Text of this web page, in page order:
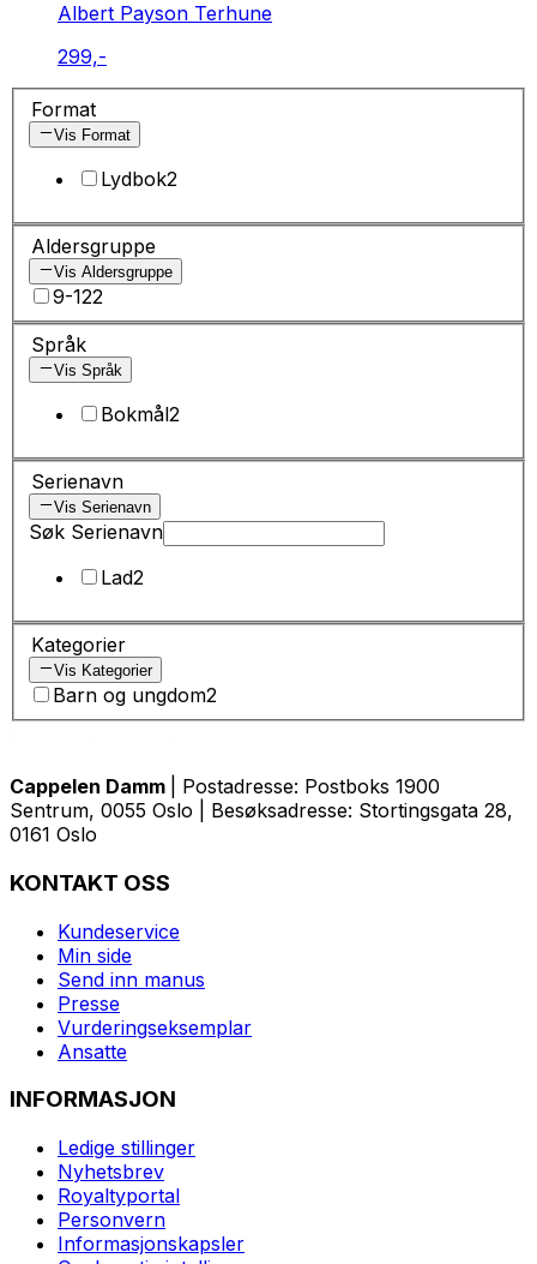
Albert Payson Terhune
299,-
Format
Vis Format
Lydbok2
Aldersgruppe
Vis Aldersgruppe
9-122
Språk
Vis Språk
Bokmål2
Serienavn
Vis Serienavn
Søk Serienavn
Lad2
Kategorier
Vis Kategorier
Barn og ungdom2
Cappelen Damm
| Postadresse: Postboks 1900
Sentrum, 0055 Oslo | Besøksadresse: Stortingsgata 28,
0161 Oslo
KONTAKT OSS
Kundeservice
Min side
Send inn manus
Presse
Vurderingseksemplar
Ansatte
INFORMASJON
Ledige stillinger
Nyhetsbrev
Royaltyportal
Personvern
Informasjonskapsler